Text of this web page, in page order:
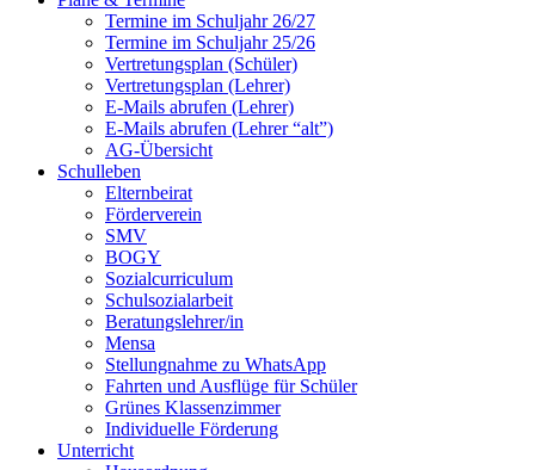
Termine im Schuljahr 26/27
Termine im Schuljahr 25/26
Vertretungsplan (Schüler)
Vertretungsplan (Lehrer)
E-Mails abrufen (Lehrer)
E-Mails abrufen (Lehrer “alt”)
AG-Übersicht
Schulleben
Elternbeirat
Förderverein
SMV
BOGY
Sozialcurriculum
Schulsozialarbeit
Beratungslehrer/in
Mensa
Stellungnahme zu WhatsApp
Fahrten und Ausflüge für Schüler
Grünes Klassenzimmer
Individuelle Förderung
Unterricht